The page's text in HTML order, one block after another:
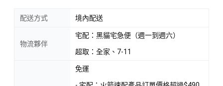
配送方式 境內配送
物流夥伴
宅配：黑貓宅急便（週一到週六）
超取：全家、7-11
免運